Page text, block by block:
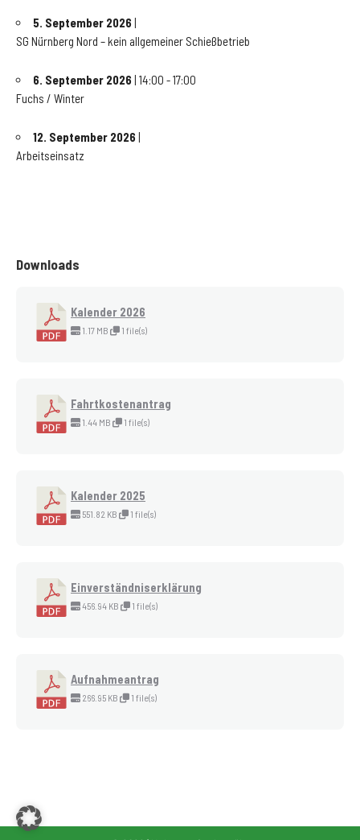
5. September 2026 |
SG Nürnberg Nord – kein allgemeiner Schießbetrieb
6. September 2026 | 14:00 - 17:00
Fuchs / Winter
12. September 2026 |
Arbeitseinsatz
Downloads
Kalender 2026
1.17 MB 1 file(s)
Fahrtkostenantrag
1.44 MB 1 file(s)
Kalender 2025
551.82 KB 1 file(s)
Einverständniserklärung
456.94 KB 1 file(s)
Aufnahmeantrag
266.95 KB 1 file(s)